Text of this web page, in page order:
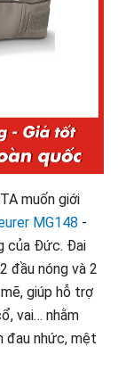
muốn giới
MG148 -
của Đức. Đai
đầu nóng và 2
giúp hỗ trợ
vai… nhằm
đau nhức, mệt